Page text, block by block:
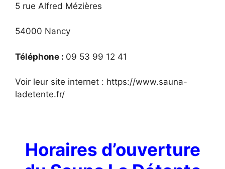
5 rue Alfred Mézières
54000 Nancy
Téléphone : 09 53 99 12 41
Voir leur site internet : https://www.sauna-
ladetente.fr/
Horaires d’ouverture